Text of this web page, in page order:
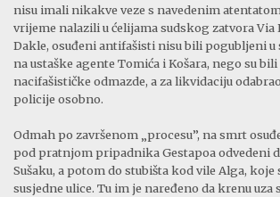
nisu imali nikakve veze s navedenim
vrijeme nalazili u ćelijama sudskog zatvora Via
Dakle, osuđeni antifašisti nisu bili pogubljeni u
na ustaške agente Tomića i Košara, nego su
nacifašističke odmazde, a za likvidaciju
policije osobno.
Odmah po završenom „procesu”, na smrt
pod pratnjom pripadnika Gestapoa odvedeni
Sušaku, a potom do stubišta kod vile Alga, koje
susjedne ulice. Tu im je naređeno da krenu uza